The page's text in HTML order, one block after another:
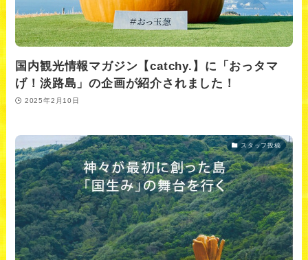
国内観光情報マガジン【catchy.】に「おっタマ
げ！淡路島」の企画が紹介されました！
2025年2月10日
スタッフ投稿